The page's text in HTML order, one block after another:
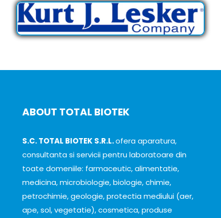
ABOUT TOTAL BIOTEK
S.C. TOTAL BIOTEK S.R.L.ofera aparatura,
consultanta si servicii pentru laboratoare din
toate domeniile: farmaceutic, alimentatie,
medicina, microbiologie, biologie, chimie,
petrochimie, geologie, protectia mediului (aer,
ape, sol, vegetatie), cosmetica, produse